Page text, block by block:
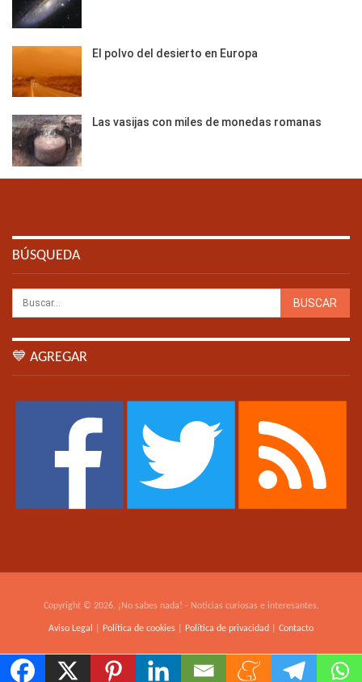
El polvo del desierto en Europa
Las vasijas con miles de monedas romanas
BÚSQUEDA
💙 AGREGAR
Copyright © 2026. ¡No sabes nada! - Noticias curiosas e interesantes.
Aviso Legal Política de cookies Política de privacidad Contacto